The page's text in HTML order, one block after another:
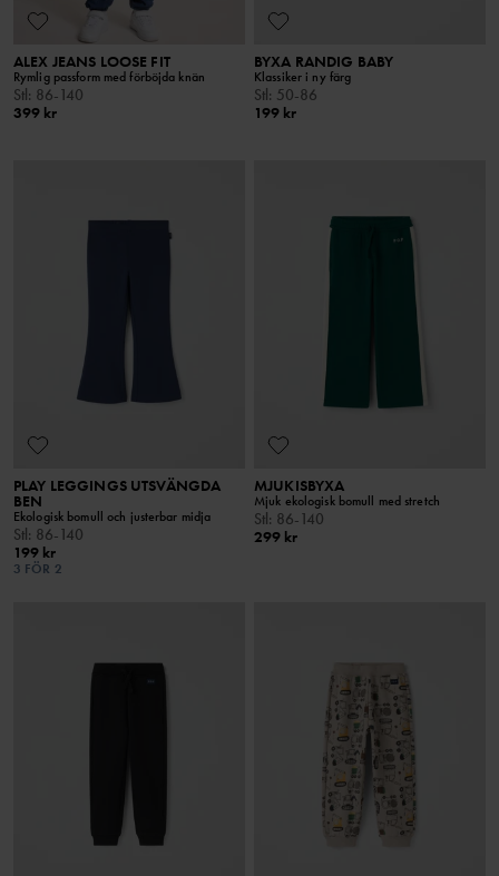
ALEX JEANS LOOSE FIT
Rymlig passform med förböjda knän
Stl: 86-140
399 kr
BYXA RANDIG BABY
Klassiker i ny färg
Stl: 50-86
199 kr
PLAY LEGGINGS UTSVÄNGDA
BEN
Ekologisk bomull och justerbar midja
Stl : 86-140
199 kr
3 FÖR 2
MJUKISBYXA
Mjuk ekologisk bomull med stretch
Stl : 86-140
299 kr